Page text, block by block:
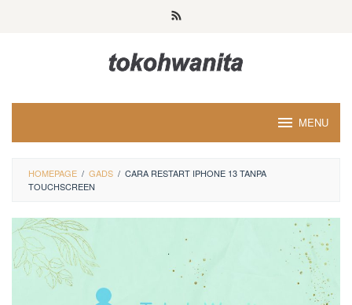
MENU
HOMEPAGE / GADS / CARA RESTART IPHONE 13 TANPA
TOUCHSCREEN